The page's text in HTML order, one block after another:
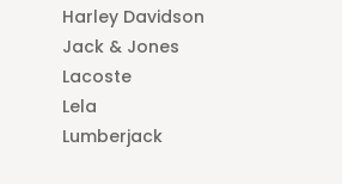
Harley Davidson
Jack & Jones
Lacoste
Lela
Lumberjack